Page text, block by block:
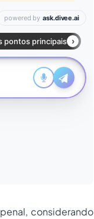
considerando